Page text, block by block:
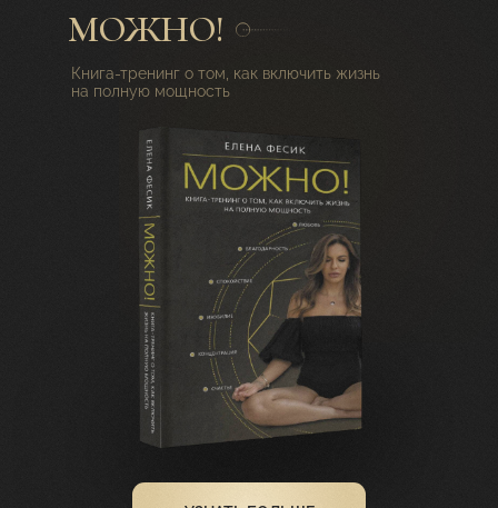
МОЖНО!
Книга-тренинг о том, как включить жизнь
на полную мощность